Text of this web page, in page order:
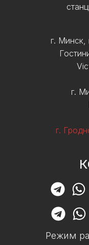
г. Минск,
г.
г.
Режим